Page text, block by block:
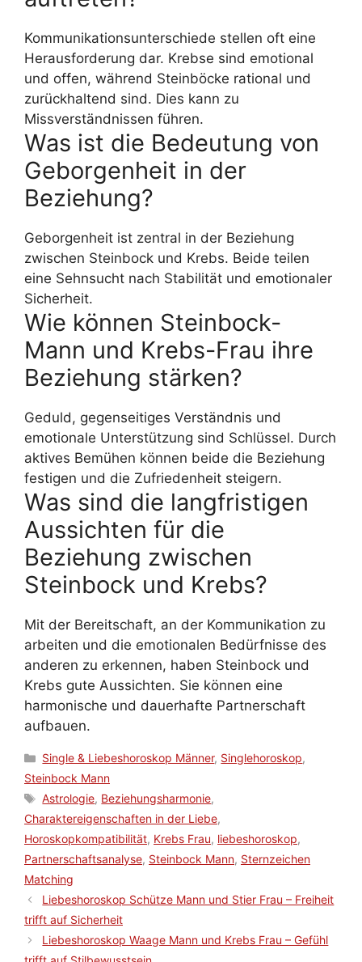
Kommunikationsunterschiede stellen oft eine
Herausforderung dar. Krebse sind emotional
und offen, während Steinböcke rational und
zurückhaltend sind. Dies kann zu
Missverständnissen führen.
Was ist die Bedeutung von
Geborgenheit in der
Beziehung?
Geborgenheit ist zentral in der Beziehung
zwischen Steinbock und Krebs. Beide teilen
eine Sehnsucht nach Stabilität und emotionaler
Sicherheit.
Wie können Steinbock-
Mann und Krebs-Frau ihre
Beziehung stärken?
Geduld, gegenseitiges Verständnis und
emotionale Unterstützung sind Schlüssel. Durch
aktives Bemühen können beide die Beziehung
festigen und die Zufriedenheit steigern.
Was sind die langfristigen
Aussichten für die
Beziehung zwischen
Steinbock und Krebs?
Mit der Bereitschaft, an der Kommunikation zu
arbeiten und die emotionalen Bedürfnisse des
anderen zu erkennen, haben Steinbock und
Krebs gute Aussichten. Sie können eine
harmonische und dauerhafte Partnerschaft
aufbauen.
Kategorien
Single & Liebeshoroskop Männer, Singlehoroskop,
Steinbock Mann
Schlagwörter
Astrologie, Beziehungsharmonie,
Charaktereigenschaften in der Liebe,
Horoskopkompatibilität, Krebs Frau, liebeshoroskop,
Partnerschaftsanalyse, Steinbock Mann, Sternzeichen
Matching
Liebeshoroskop Schütze Mann und Stier Frau – Freiheit
trifft auf Sicherheit
Liebeshoroskop Waage Mann und Krebs Frau – Gefühl